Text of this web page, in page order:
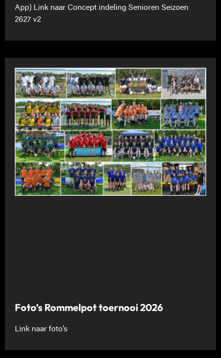
App) Link naar Concept indeling Senioren Seizoen
2627 v2
Foto’s Rommelpot toernooi 2026
Link naar foto’s